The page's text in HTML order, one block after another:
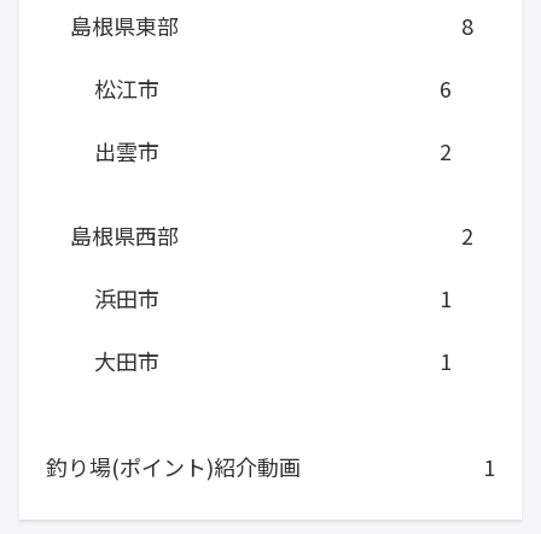
島根県東部
8
松江市
6
出雲市
2
島根県西部
2
浜田市
1
大田市
1
釣り場(ポイント)紹介動画 1